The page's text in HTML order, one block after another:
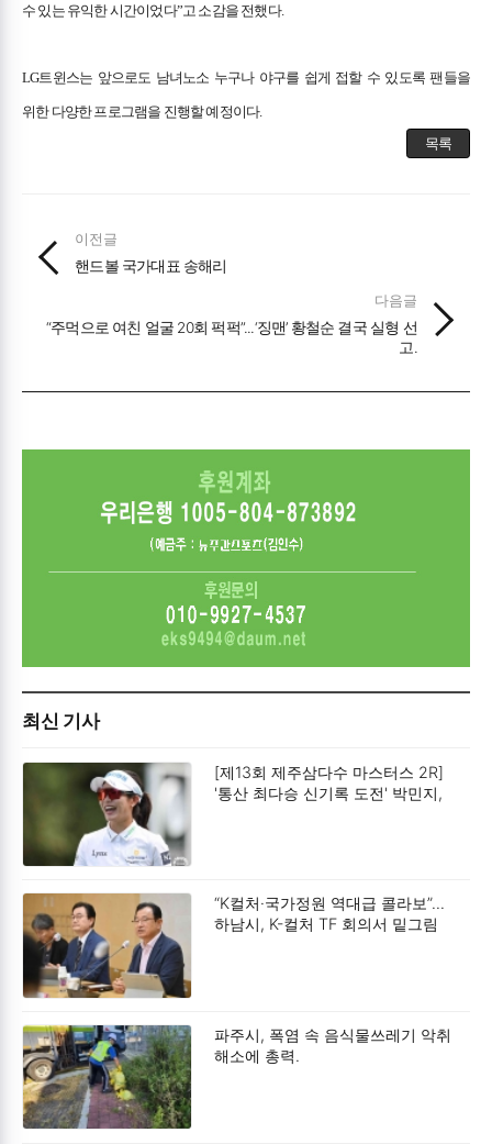
수 있는 유익한 시간이었다”고 소감을 전했다.
LG트윈스는 앞으로도 남녀노소 누구나 야구를 쉽게 접할 수 있도록 팬들을
위한 다양한 프로그램을 진행할 예정이다.
목록
이전글
핸드볼 국가대표 송해리
다음글
“주먹으로 여친 얼굴 20회 퍽퍽”...‘징맨’ 황철순 결국 실형 선
고.
최신 기사
[제13회 제주삼다수 마스터스 2R]
'통산 최다승 신기록 도전' 박민지,
“K컬처·국가정원 역대급 콜라보”…
하남시, K-컬처 TF 회의서 밑그림
파주시, 폭염 속 음식물쓰레기 악취
해소에 총력.